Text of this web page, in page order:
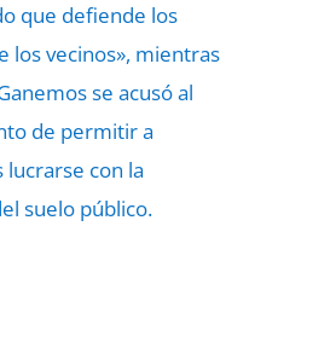
que defiende los
los vecinos», mientras
se acusó al
de permitir a
con la
suelo público.